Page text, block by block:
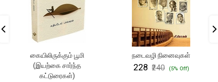
கையிலிருக்கும் பூமி
(இயற்கை சார்ந்த
கட்டுரைகள்)
நடைவழி நினைவுகள்
₹228 ₹240 (5% Off)